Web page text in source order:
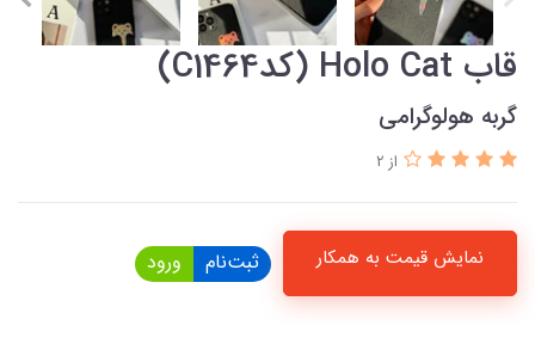
قاب Holo Cat (کدC1464)
گربه هولوگرامی
از 2
نمایش قیمت به همکار ثبت‌نام ورود